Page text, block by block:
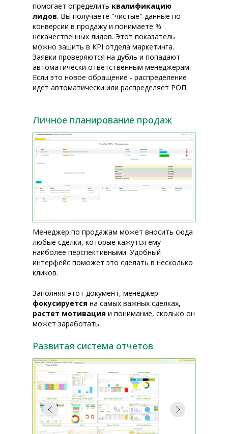
помогает определить квалификацию
лидов. Вы получаете "чистые" данные по
конверсии в продажу и понимаете %
некачественных лидов. Этот показатель
можно зашить в KPI отдела маркетинга.
Заявки проверяются на дубль и попадают
автоматически ответственным менеджерам.
Если это новое обращение - распределение
идет автоматически или распределяет РОП.
Менеджер по продажам может вносить сюда
любые сделки, которые кажутся ему
наиболее перспективными. Удобный
интерфейс поможет это сделать в несколько
кликов.
Заполняя этот документ, менеджер
фокусируется на самых важных сделках,
растет мотивация и понимание, сколько он
может заработать.
Личное планирование продаж
Развитая система отчетов